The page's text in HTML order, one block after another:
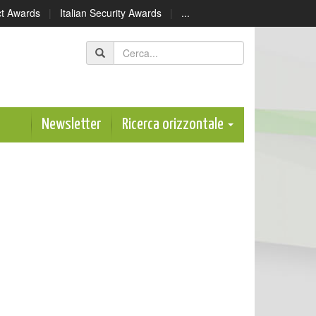
Awards | Italian Security Awards | ...
Newsletter Ricerca orizzontale